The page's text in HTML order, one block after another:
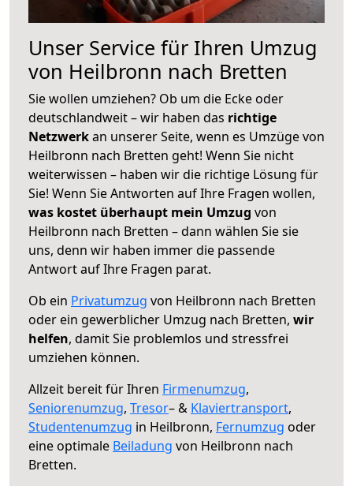
Unser Service für Ihren Umzug
von Heilbronn nach Bretten
Sie wollen umziehen? Ob um die Ecke oder
deutschlandweit – wir haben das richtige
Netzwerkan unserer Seite, wenn es Umzüge von
Heilbronn nach Bretten geht! Wenn Sie nicht
weiterwissen – haben wir die richtige Lösung für
Sie! Wenn Sie Antworten auf Ihre Fragen wollen,
was kostet überhaupt mein Umzug von
Heilbronn nach Bretten – dann wählen Sie sie
uns, denn wir haben immer die passende
Antwort auf Ihre Fragen parat.
Ob ein Privatumzug von Heilbronn nach Bretten
oder ein gewerblicher Umzug nach Bretten, wir
helfen, damit Sie problemlos und stressfrei
umziehen können.
Allzeit bereit für Ihren Firmenumzug,
Seniorenumzug, Tresor– & Klaviertransport,
Studentenumzug in Heilbronn, Fernumzug oder
eine optimale Beiladung von Heilbronn nach
Bretten.